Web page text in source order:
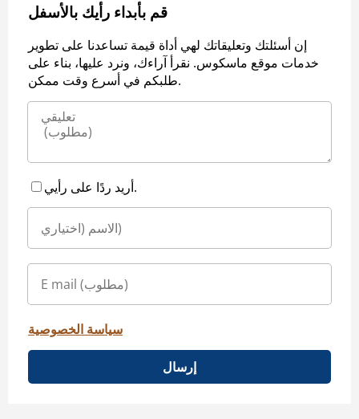
قم بأبداء رأيك بالأسفل
إن أسئلتك وتعليقاتك لهي أداة قيمة تساعدنا على تطوير
خدمات موقع ماسكوس. نقرأ آراءك، ونرد عليها، بناء على
طلبكم في أسرع وقت ممكن.
أريد ردًا على رأيي.
سياسة الخصوصية
إرسال